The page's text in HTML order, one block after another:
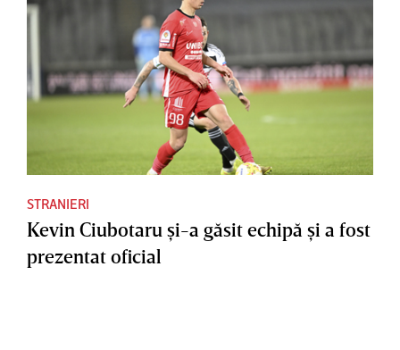
STRANIERI
Kevin Ciubotaru şi-a găsit echipă şi a fost
prezentat oficial